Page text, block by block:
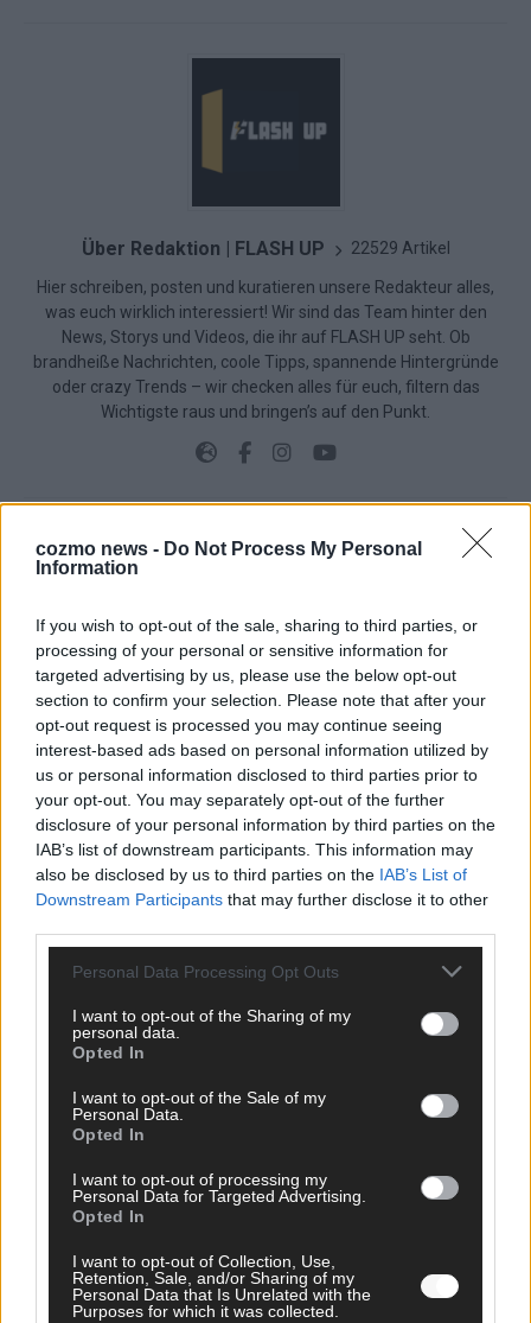
cozmo news - Do Not Process My Personal
Information
If you wish to opt-out of the sale, sharing to third parties, or
processing of your personal or sensitive information for
targeted advertising by us, please use the below opt-out
section to confirm your selection. Please note that after your
opt-out request is processed you may continue seeing
interest-based ads based on personal information utilized by
us or personal information disclosed to third parties prior to
your opt-out. You may separately opt-out of the further
disclosure of your personal information by third parties on the
IAB’s list of downstream participants. This information may
also be disclosed by us to third parties on the IAB’s List of
Downstream Participants that may further disclose it to other
Personal Data Processing Opt Outs
I want to opt-out of the Sharing of my
personal data.
Opted In
I want to opt-out of the Sale of my
Personal Data.
Opted In
I want to opt-out of processing my
Personal Data for Targeted Advertising.
Opted In
I want to opt-out of Collection, Use,
Retention, Sale, and/or Sharing of my
Personal Data that Is Unrelated with the
Purposes for which it was collected.
Über Redaktion | FLASH UP 22529 Artikel
Hier schreiben, posten und kuratieren unsere Redakteur alles,
was euch wirklich interessiert! Wir sind das Team hinter den
News, Storys und Videos, die ihr auf FLASH UP seht. Ob
brandheiße Nachrichten, coole Tipps, spannende Hintergründe
oder crazy Trends – wir checken alles für euch, filtern das
Wichtigste raus und bringen’s auf den Punkt.
TOP STORIES
Monaco, Sallys Café, Westernbrauerei – der
Europa-Park 2026 macht vieles neu
EXTRA
Juni 2026
DARA gewinnt verdient, Israel beunruhigend –
KOMMENTAR
KOMMENTAR
ESC-Finale morgen: Finnland Favorit, Australien
Mai 2026
KOMMENTAR
JJ hat den Abend gerettet – der Rest des ESC-Halbfinales
war solide, aber kein Feuerwerk